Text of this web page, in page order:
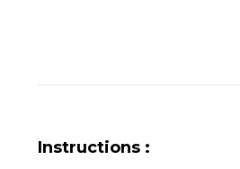
Instructions :